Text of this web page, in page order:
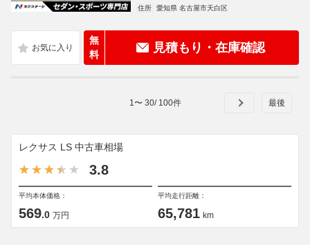
住所
愛知県 名古屋市天白区
無
料
見積もり・在庫確認
1 〜 30/ 100件
レクサス LS 中古車相場
3.8
平均本体価格：
569.0 万円
平均走行距離：
65,781 km